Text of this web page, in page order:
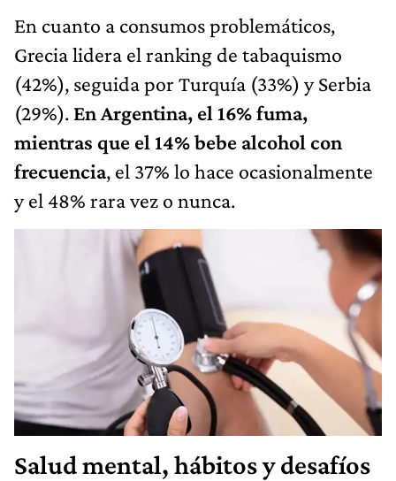
En cuanto a consumos problemáticos,
Grecia lidera el ranking de tabaquismo
(42%), seguida por Turquía (33%) y Serbia
(29%). En Argentina, el 16% fuma,
mientras que el 14% bebe alcohol con
frecuencia, el 37% lo hace ocasionalmente
y el 48% rara vez o nunca.
Salud mental, hábitos y desafíos